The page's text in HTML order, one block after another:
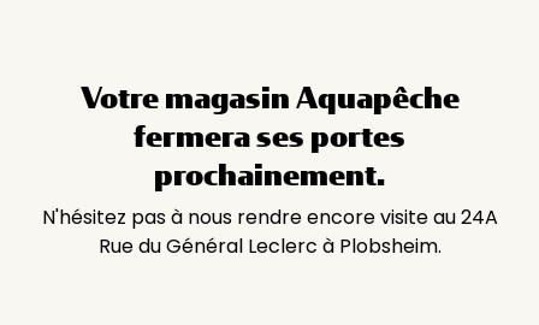
Votre magasin Aquapêche
fermera ses portes
prochainement.
N'hésitez pas à nous rendre encore visite au 24A
Rue du Général Leclerc à Plobsheim.